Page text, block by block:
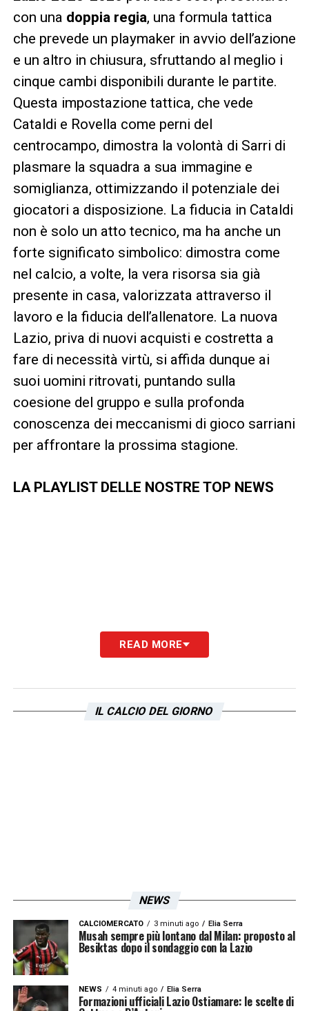
con una doppia regia, una formula tattica
che prevede un playmaker in avvio dell’azione
e un altro in chiusura, sfruttando al meglio i
cinque cambi disponibili durante le partite.
Questa impostazione tattica, che vede
Cataldi e Rovella come perni del
centrocampo, dimostra la volontà di Sarri di
plasmare la squadra a sua immagine e
somiglianza, ottimizzando il potenziale dei
giocatori a disposizione. La fiducia in Cataldi
non è solo un atto tecnico, ma ha anche un
forte significato simbolico: dimostra come
nel calcio, a volte, la vera risorsa sia già
presente in casa, valorizzata attraverso il
lavoro e la fiducia dell’allenatore. La nuova
Lazio, priva di nuovi acquisti e costretta a
fare di necessità virtù, si affida dunque ai
suoi uomini ritrovati, puntando sulla
coesione del gruppo e sulla profonda
conoscenza dei meccanismi di gioco sarriani
per affrontare la prossima stagione.
LA PLAYLIST DELLE NOSTRE TOP NEWS
READ MORE
IL CALCIO DEL GIORNO
NEWS
CALCIOMERCATO 3 minuti ago Elia Serra
Musah sempre più lontano dal Milan: proposto al
Besiktas dopo il sondaggio con la Lazio
NEWS 4 minuti ago Elia Serra
Formazioni ufficiali Lazio Ostiamare: le scelte di